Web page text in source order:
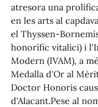
atresora una
en les arts al
el Thyssen-
honorífic vitalici) i
Modern (IVAM), a
Medalla d'Or al
Doctor Honoris
d'Alacant.Pese al